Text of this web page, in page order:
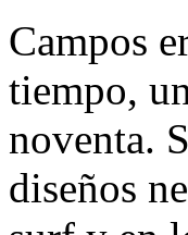
​Campos
tiempo,
noventa.
diseños